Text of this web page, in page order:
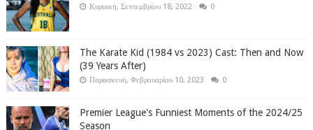
Κυριακή, Σεπτεμβρίου 18, 2022 0
The Karate Kid (1984 vs 2023) Cast: Then and Now
(39 Years After)
Παρασκευή, Φεβρουαρίου 10, 2023 0
Premier League's Funniest Moments of the 2024/25
Season